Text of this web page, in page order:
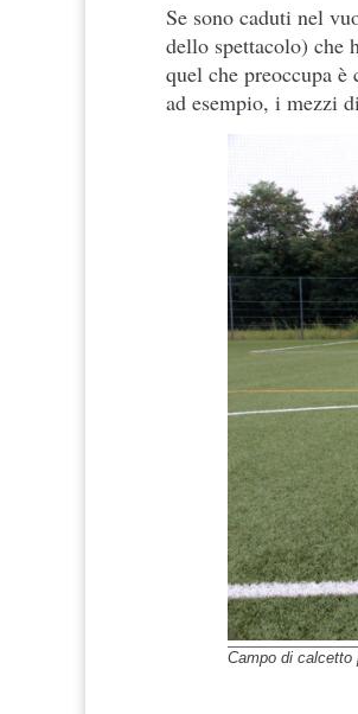
Se sono caduti nel
dello spettacolo) che
quel che preoccupa
ad esempio, i mezzi
Campo di calcetto